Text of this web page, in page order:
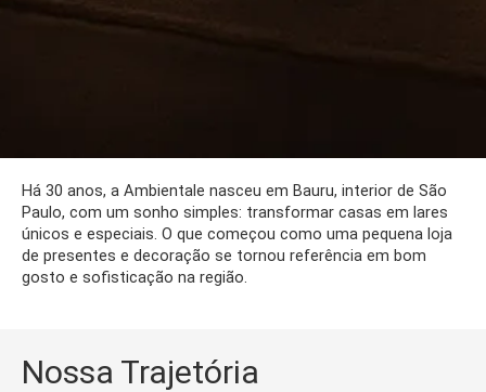
Há 30 anos, a Ambientale nasceu em Bauru, interior de São
Paulo, com um sonho simples: transformar casas em lares
únicos e especiais. O que começou como uma pequena loja
de presentes e decoração se tornou referência em bom
gosto e sofisticação na região.
Nossa Trajetória